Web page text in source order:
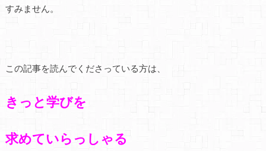
すみません。
この記事を読んでくださっている方は、
きっと学びを
求めていらっしゃる